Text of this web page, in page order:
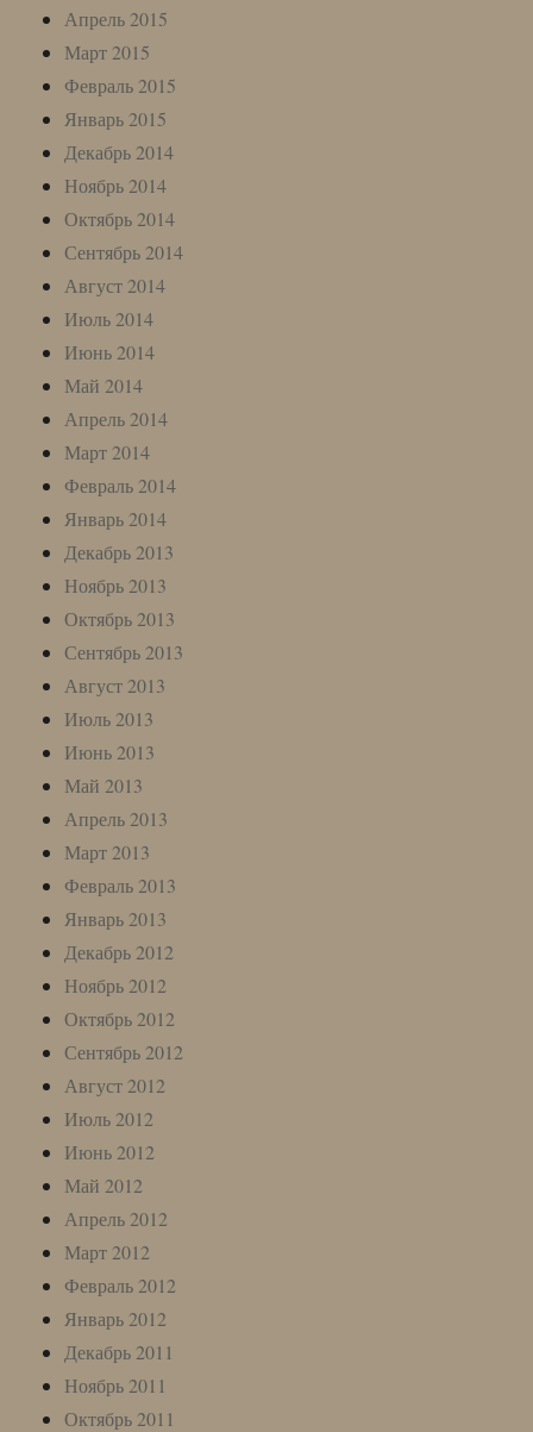
Апрель 2015
Март 2015
Февраль 2015
Январь 2015
Декабрь 2014
Ноябрь 2014
Октябрь 2014
Сентябрь 2014
Август 2014
Июль 2014
Июнь 2014
Май 2014
Апрель 2014
Март 2014
Февраль 2014
Январь 2014
Декабрь 2013
Ноябрь 2013
Октябрь 2013
Сентябрь 2013
Август 2013
Июль 2013
Июнь 2013
Май 2013
Апрель 2013
Март 2013
Февраль 2013
Январь 2013
Декабрь 2012
Ноябрь 2012
Октябрь 2012
Сентябрь 2012
Август 2012
Июль 2012
Июнь 2012
Май 2012
Апрель 2012
Март 2012
Февраль 2012
Январь 2012
Декабрь 2011
Ноябрь 2011
Октябрь 2011